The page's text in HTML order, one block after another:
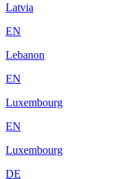
Latvia
EN
Lebanon
EN
Luxembourg
EN
Luxembourg
DE